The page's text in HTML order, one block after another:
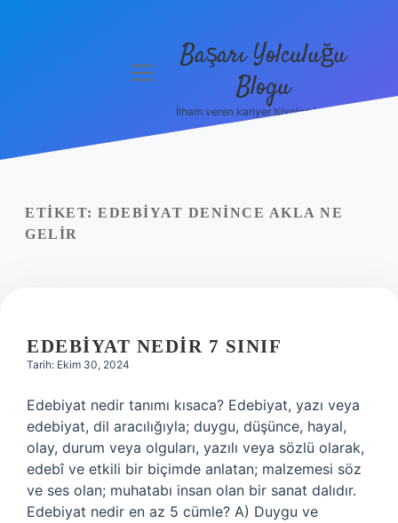
Yasal Uyarı
menüyüBaşarı Yolculuğu
Blogu
İlham veren kariyer tüyoları burada!
ETIKET: EDEBIYAT DENINCE AKLA NE
GELIR
EDEBIYAT NEDIR 7 SINIF
Tarih: Ekim 30, 2024
Edebiyat nedir tanımı kısaca? Edebiyat, yazı veya
edebiyat, dil aracılığıyla; duygu, düşünce, hayal,
olay, durum veya olguları, yazılı veya sözlü olarak,
edebî ve etkili bir biçimde anlatan; malzemesi söz
ve ses olan; muhatabı insan olan bir sanat dalıdır.
Edebiyat nedir en az 5 cümle? A) Duygu ve